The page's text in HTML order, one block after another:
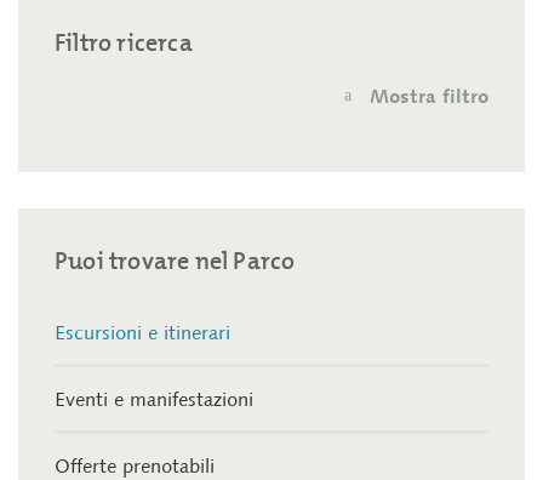
Filtro ricerca
a Mostra filtro
Puoi trovare nel Parco
Escursioni e itinerari
Eventi e manifestazioni
Offerte prenotabili